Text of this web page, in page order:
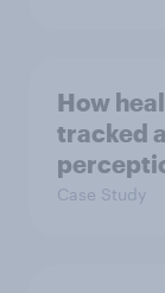
How
tracked
Case Study